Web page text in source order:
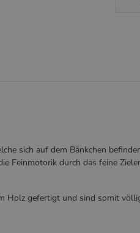
sich auf dem Bänkchen
durch das feine
Holz gefertigt und sind somit